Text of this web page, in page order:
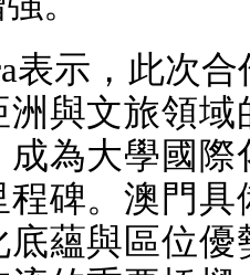
表示，此次合
與文旅領域
為大學國際
碑。澳門具
蘊與區位優